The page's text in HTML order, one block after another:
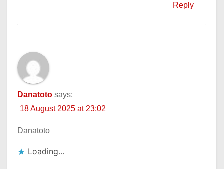
Reply
Danatoto says:
18 August 2025 at 23:02
Danatoto
Loading...